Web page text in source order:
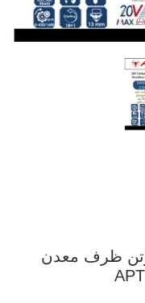
فولت 2 بطارية 50 نيوتن ظرف معدن